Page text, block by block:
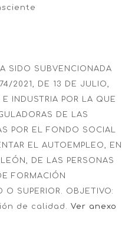
SIDO SUBVENCIONADA
2021, DE 13 DE JULIO,
INDUSTRIA POR LA QUE
DE LAS
POR EL FONDO SOCIAL
EL AUTOEMPLEO, EN
DE LAS PERSONAS
FORMACIÓN
O SUPERIOR. OBJETIVO:
de calidad. Ver anexo